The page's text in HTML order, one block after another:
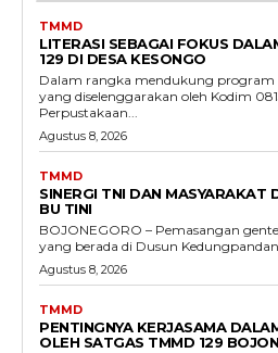
TMMD
LITERASI SEBAGAI FOKUS
129 DI DESA KESONGO
Dalam rangka mendukung program
yang diselenggarakan oleh Kodim
Perpustakaan...
Agustus 8, 2026
TMMD
SINERGI TNI DAN MASYARAKAT
BU TINI
BOJONEGORO – Pemasangan
yang berada di Dusun
Agustus 8, 2026
TMMD
PENTINGNYA KERJASAMA
OLEH SATGAS TMMD 129